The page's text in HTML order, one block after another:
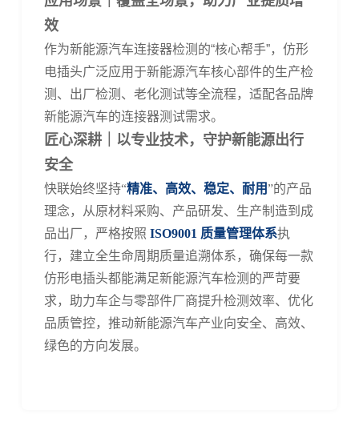
效
作为新能源汽车连接器检测的“核心帮手”，仿形
电插头广泛应用于新能源汽车核心部件的生产检
测、出厂检测、老化测试等全流程，适配各品牌
新能源汽车的连接器测试需求。
匠心深耕｜以专业技术，守护新能源出行
安全
快联始终坚持“精准、高效、稳定、耐用”的产品
理念，从原材料采购、产品研发、生产制造到成
品出厂，严格按照 ISO9001 质量管理体系执
行，建立全生命周期质量追溯体系，确保每一款
仿形电插头都能满足新能源汽车检测的严苛要
求，助力车企与零部件厂商提升检测效率、优化
品质管控，推动新能源汽车产业向安全、高效、
绿色的方向发展。